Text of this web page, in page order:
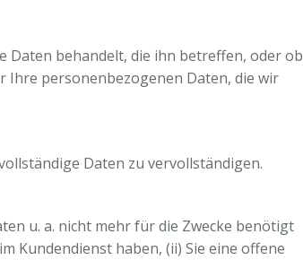
Daten behandelt, die ihn betreffen, oder ob
Ihre personenbezogenen Daten, die wir
Daten zu vervollständigen.
u. a. nicht mehr für die Zwecke benötigt
Kundendienst haben, (ii) Sie eine offene